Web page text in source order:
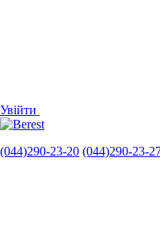
Увійти
(044)290-23-20 (044)290-23-